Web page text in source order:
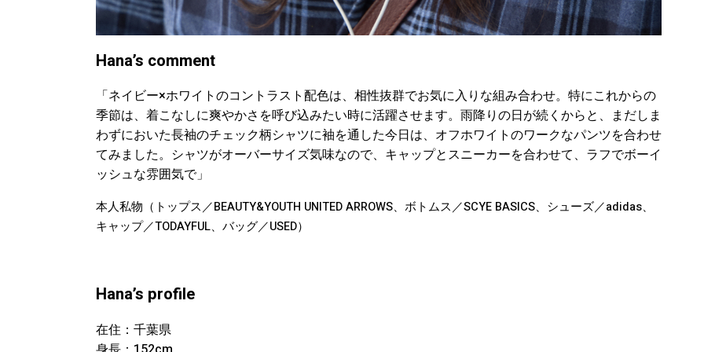
Hana’s comment
「ネイビー×ホワイトのコントラスト配色は、相性抜群でお気に入りな組み合わせ。特にこれからの
季節は、着こなしに爽やかさを呼び込みたい時に活躍させます。雨降りの日が続くからと、まだしま
わずにおいた長袖のチェック柄シャツに袖を通した今日は、オフホワイトのワークなパンツを合わせ
てみました。シャツがオーバーサイズ気味なので、キャップとスニーカーを合わせて、ラフでボーイ
ッシュな雰囲気で」
本人私物（トップス／BEAUTY&YOUTH UNITED ARROWS、ボトムス／SCYE BASICS、シューズ／adidas、
キャップ／TODAYFUL、バッグ／USED）
Hana’s profile
在住：千葉県